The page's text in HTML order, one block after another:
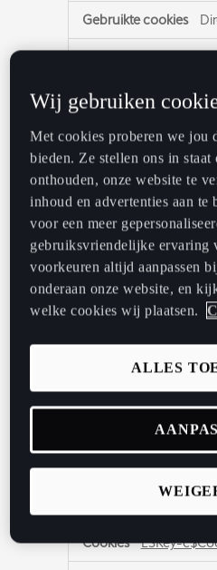
websites die
cookie law
ingesteld nadat
cookie-
gezien en in
alleen wanneer ze
sluiten. Het stelt de
om het bericht niet
keer aan een
cookie heeft een
een jaar en bevat
informatie.
PPSESSION
LSKey-
Wij gebruiken
Met cookies proberen we jou
bieden. Ze stellen ons in
onthouden, onze website te
inhoud en advertenties aan te
voor een meer
gebruiksvriendelijke ervaring
voorkeuren altijd aanpassen
onderaan onze website, en
welke cookies wij plaatsen.
ALLES